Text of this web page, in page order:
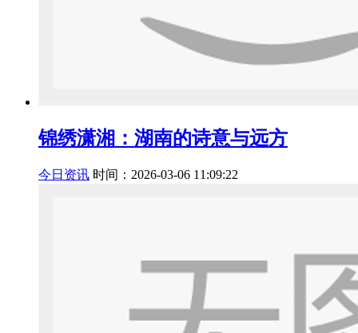
锦绣潇湘：湖南的诗意与远方
今日资讯 时间：2026-03-06 11:09:22